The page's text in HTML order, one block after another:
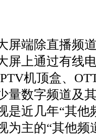
端除直播频道
屏上通过有线
机顶盒、
量数字频道及
是近几年“其他
为主的“其他